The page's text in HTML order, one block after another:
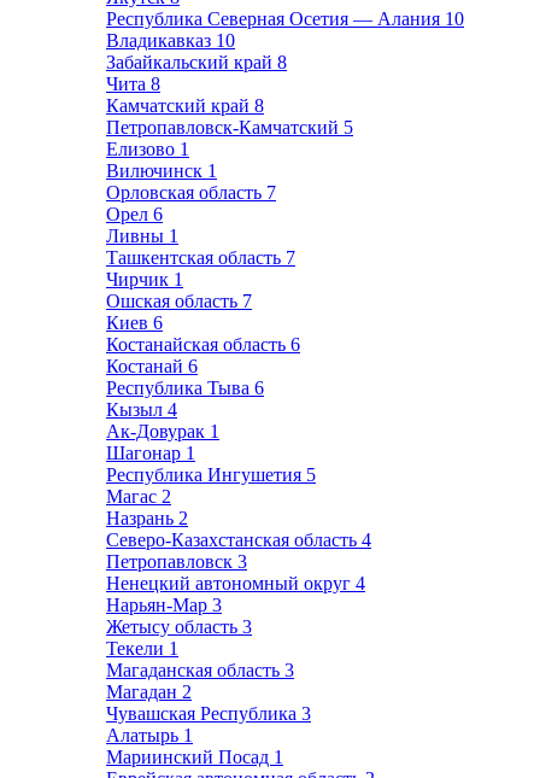
Республика Северная Осетия — Алания 10
Владикавказ 10
Забайкальский край 8
Чита 8
Камчатский край 8
Петропавловск-Камчатский 5
Елизово 1
Вилючинск 1
Орловская область 7
Орел 6
Ливны 1
Ташкентская область 7
Чирчик 1
Ошская область 7
Киев 6
Костанайская область 6
Костанай 6
Республика Тыва 6
Кызыл 4
Ак-Довурак 1
Шагонар 1
Республика Ингушетия 5
Магас 2
Назрань 2
Северо-Казахстанская область 4
Петропавловск 3
Ненецкий автономный округ 4
Нарьян-Мар 3
Жетысу область 3
Текели 1
Магаданская область 3
Магадан 2
Чувашская Республика 3
Алатырь 1
Мариинский Посад 1